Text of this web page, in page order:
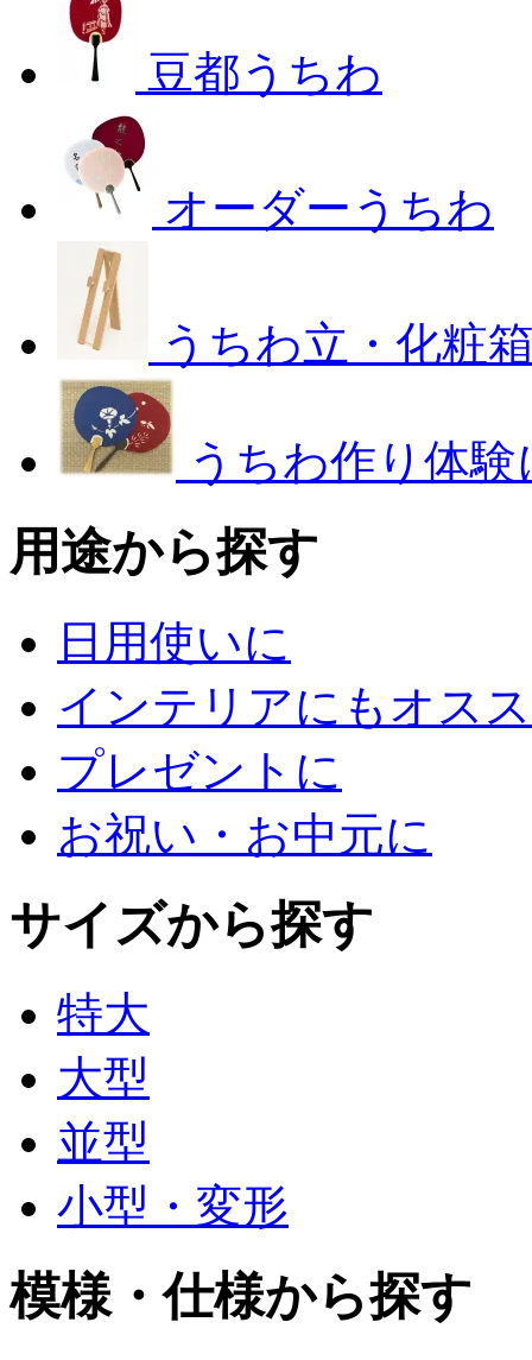
豆都うちわ
オーダーうちわ
うちわ立・化粧
うちわ作り体
用途から探す
日用使いに
インテリアにもオス
プレゼントに
お祝い・お中元に
サイズから探す
特大
大型
並型
小型・変形
模様・仕様から探す